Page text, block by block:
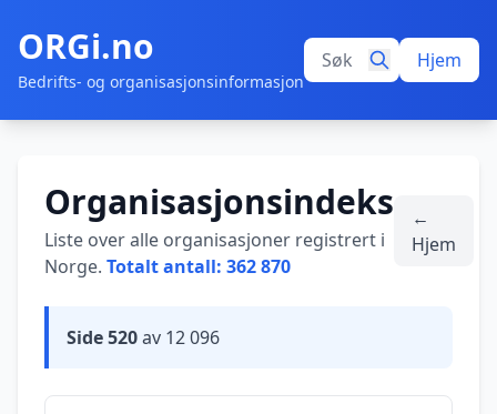
ORGi.no
Bedrifts- og organisasjonsinformasjon
Hjem
Organisasjonsindeks
Liste over alle organisasjoner registrert i
Norge. Totalt antall: 362 870
←
Hjem
Side 520av 12 096